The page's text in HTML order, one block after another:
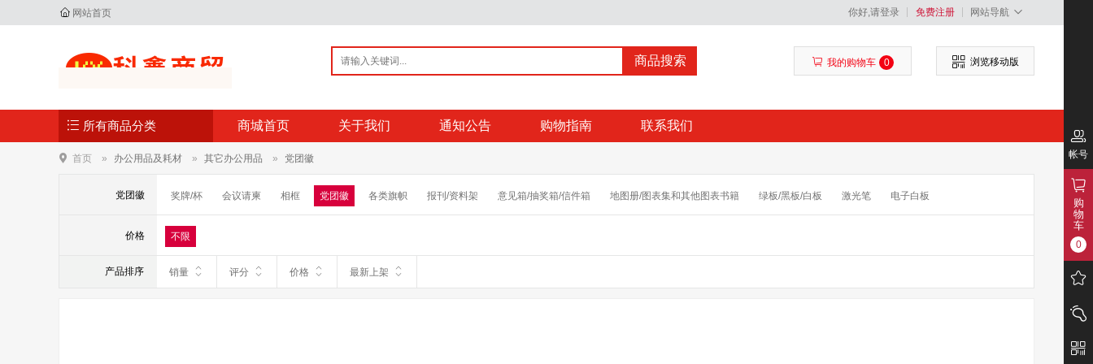
网站首页 你好,请登录 免费注册 网站导航
商品搜索 我的购物车 0 浏览移动版
所有商品分类 商城首页 关于我们 通知公告 购物指南 联系我们
首页 办公用品及耗材 其它办公用品 党团徽
党团徽 奖牌/杯 会议请柬 相框 党团徽 各类旗帜 报刊/资料架 意见箱/抽奖箱/信件箱 地图册/图表集和其他图表书籍 绿板/黑板/白板 激光笔 电子白板
指示牌
价格
不限
产品排序 销量 评分 价格 最新上架
帐号
购
物
车
0